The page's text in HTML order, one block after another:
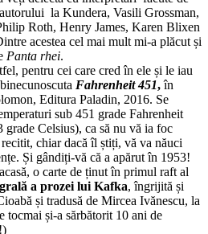
la Kundera, Vasili Grossman,
Roth, Henry James, Karen Blixen
acestea cel mai mult mi-a plăcut și
Panta rhei.
pentru cei care cred în ele și le iau
Fahrenheit 451,în
Editura Paladin, 2016. Se
sub 451 grade Fahrenheit
Celsius), ca să nu vă ia foc
chiar dacă îl știți, vă va năuci
Și gândiți-vă că a apărut în 1953!
o carte de ținut în primul raft al
a prozei lui Kafka, îngrijită și
și tradusă de Mircea Ivănescu, la
tocmai și-a sărbătorit 10 ani de